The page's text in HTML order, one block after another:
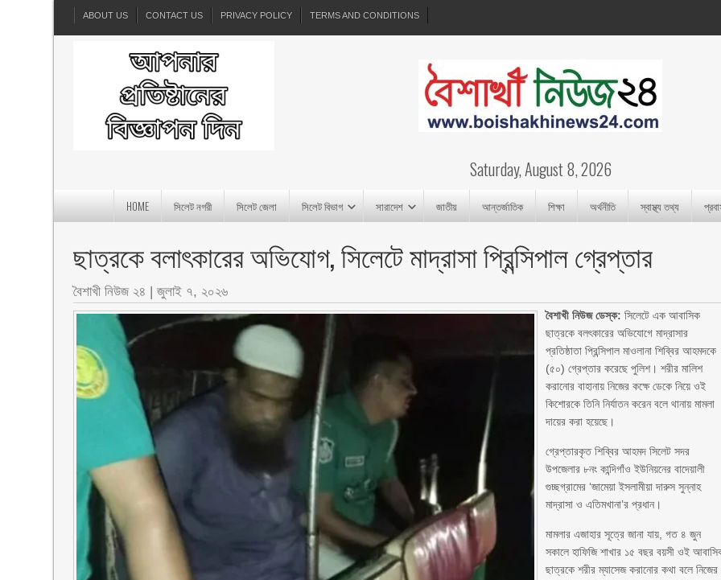
ABOUT US CONTACT US PRIVACY POLICY TERMS AND CONDITIONS
Saturday, August 8, 2026
HOME সিলেট নগরী সিলেট জেলা সিলেট বিভাগ সারাদেশ জাতীয় আন্তর্জাতিক শিক্ষা অর্থনীতি স্বাস্থ্য তথ্য
ছাত্রকে বলাৎকারের অভিযোগ, সিলেটে মাদ্রাসা প্রিন্সিপাল গ্রেপ্তার
বৈশাখী নিউজ ২৪ |জুলাই ৭, ২০২৬
বৈশাখী নিউজ ডেস্ক: সিলেটে এক আবাসিক
ছাত্রকে বলৎকারের অভিযোগে মাদ্রাসার
প্রতিষ্ঠাতা প্রিন্সিপাল মাওলানা শিব্বির আহমদকে
(৫০) গ্রেপ্তার করেছে পুলিশ। শরীর মালিশ
করানোর বাহানায় নিজের কক্ষে ডেকে নিয়ে ওই
কিশোরকে তিনি নির্যাতন করেন বলে থানায় মামলা
দায়ের করা হয়েছে।
গ্রেপ্তারকৃত শিব্বির আহমদ সিলেট সদর
উপজেলার ৮নং কান্দিগাঁও ইউনিয়নের বাদেয়ালী
গুচ্ছগ্রামের ‘জামেয়া ইসলামীয়া দারুস সুন্নাহ
মাদ্রাসা ও এতিমখানা’র প্রধান।
মামলার এজাহার সূত্রে জানা যায়, গত ৪ জুন
সকালে হাফিজি শাখার ১৫ বছর বয়সী ওই
ছাত্রকে শরীর ম্যাসেজ করানোর কথা বলে নিজের